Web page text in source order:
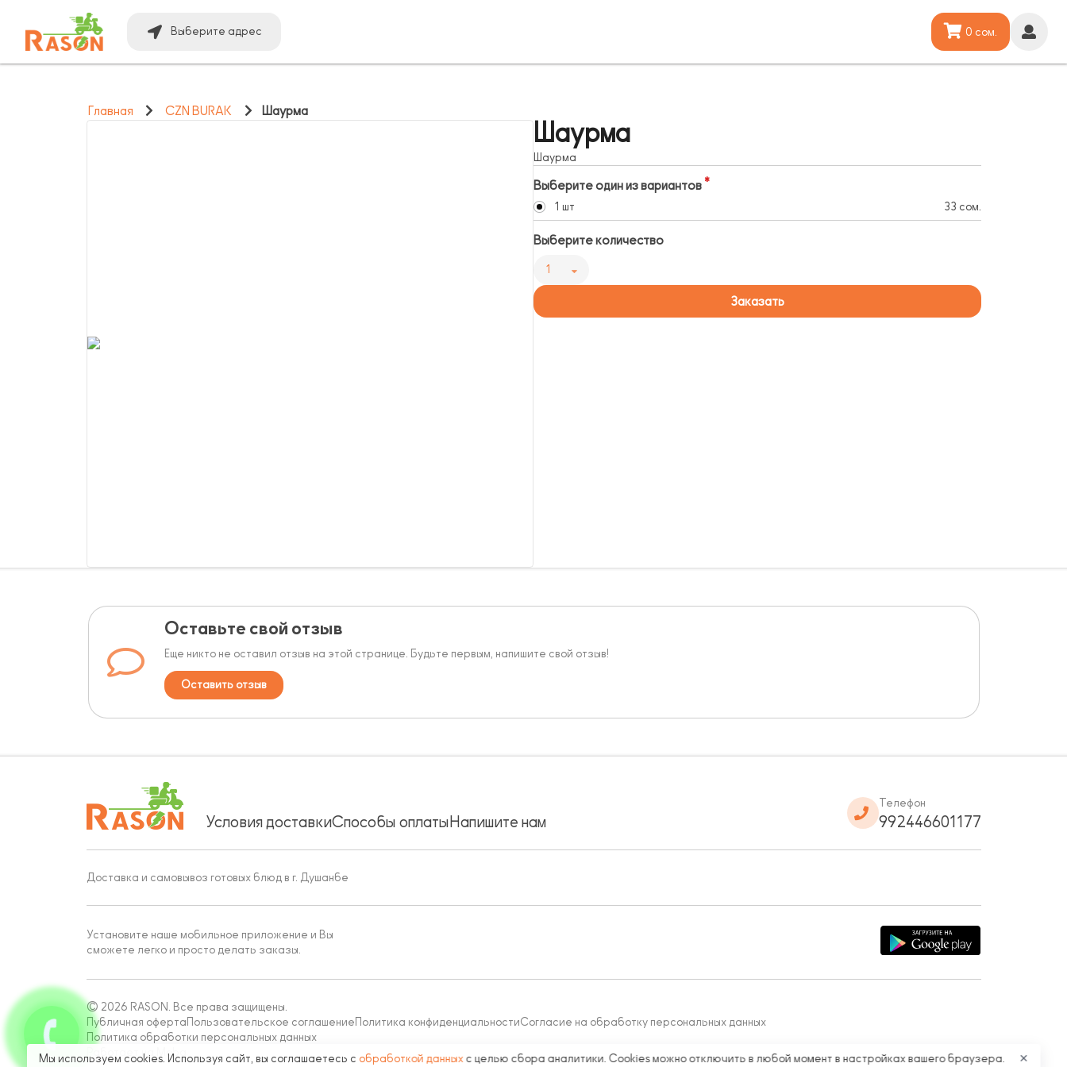
Выберите адрес 0 сом.
Главная CZN BURAK Шаурма
Шаурма
Шаурма
Выберите один из вариантов
1 шт 33 сом.
Выберите количество
1
Заказать
Оставьте свой отзыв
Еще никто не оставил отзыв на этой странице. Будьте первым, напишите свой отзыв!
Оставить отзыв
Условия доставкиСпособы оплатыНапишите нам
Телефон
992446601177
Доставка и самовывоз готовых блюд в г. Душанбе
Установите наше мобильное приложение и Вы
сможете легко и просто делать заказы.
© 2026 RASON. Все права защищены.
Публичная оферта Пользовательское соглашение Политика конфиденциальностиСогласие на обработку персональных данных
Политика обработки персональных данных
Работает на Moba
Мы используем cookies. Используя сайт, вы соглашаетесь с обработкой данных с целью сбора аналитики. Cookies можно отключить в любой момент в настройках вашего браузера. ✕